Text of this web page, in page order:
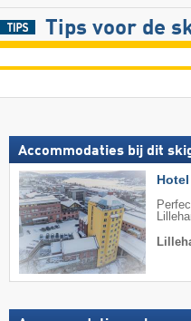
Tips voor de
Accommodaties bij dit